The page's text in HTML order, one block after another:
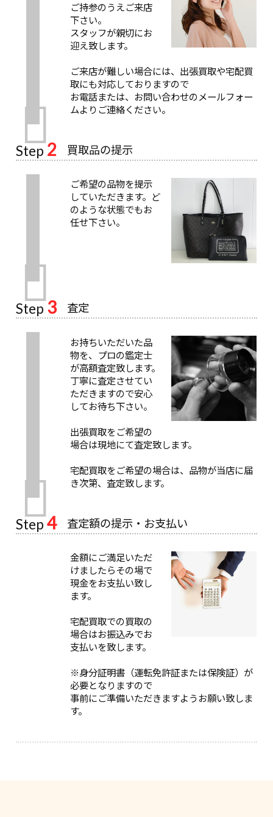
ご持参のうえご来店
下さい。
スタッフが親切にお
迎え致します。
ご来店が難しい場合には、出張買取や宅配買
取にも対応しておりますので
お電話または、お問い合わせのメールフォー
ムよりご連絡ください。
Step 2 買取品の提示
ご希望の品物を提示
していただきます。ど
のような状態でもお
任せ下さい。
Step 3 査定
お持ちいただいた品
物を、プロの鑑定士
が高額査定致します。
丁寧に査定させてい
ただきますので安心
してお待ち下さい。
出張買取をご希望の
場合は現地にて査定致します。
宅配買取をご希望の場合は、品物が当店に届
き次第、査定致します。
Step 4 査定額の提示・お支払い
金額にご満足いただ
けましたらその場で
現金をお支払い致し
ます。
宅配買取での買取の
場合はお振込みでお
支払いを致します。
※身分証明書（運転免許証または保険証）が
必要となりますので
事前にご準備いただきますようお願い致しま
す。